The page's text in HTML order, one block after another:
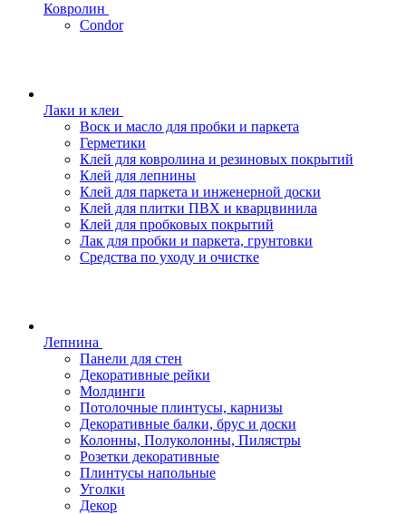
Ковролин
Condor
Лаки и клеи
Воск и масло для пробки и паркета
Герметики
Клей для ковролина и резиновых покрытий
Клей для лепнины
Клей для паркета и инженерной доски
Клей для плитки ПВХ и кварцвинила
Клей для пробковых покрытий
Лак для пробки и паркета, грунтовки
Средства по уходу и очистке
Лепнина
Панели для стен
Декоративные рейки
Молдинги
Потолочные плинтусы, карнизы
Декоративные балки, брус и доски
Колонны, Полуколонны, Пилястры
Розетки декоративные
Плинтусы напольные
Уголки
Декор